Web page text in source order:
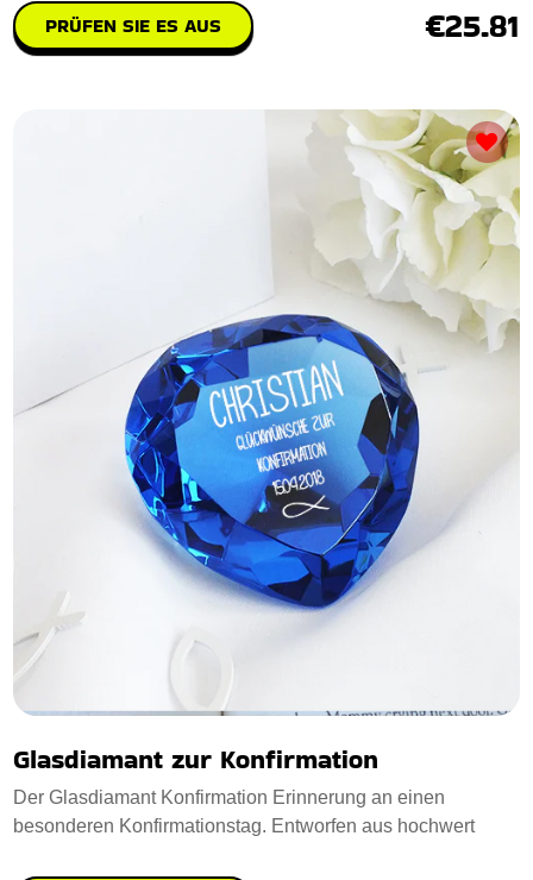
PRÜFEN SIE ES AUS €25.81
Glasdiamant zur Konfirmation
Der Glasdiamant Konfirmation Erinnerung an einen
besonderen Konfirmationstag. Entworfen aus hochwert